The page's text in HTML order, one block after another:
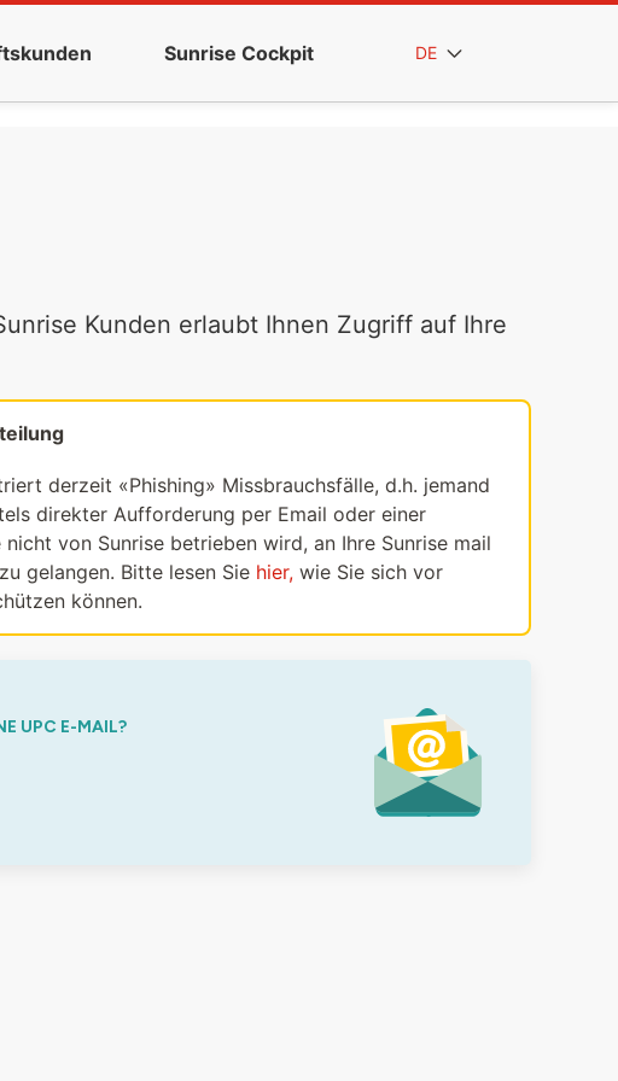
Sunrise Cockpit DE
Kunden erlaubt Ihnen Zugriff auf Ihre
derzeit «Phishing» Missbrauchsfälle, d.h. jemand
direkter Aufforderung per Email oder einer
nicht von Sunrise betrieben wird, an Ihre Sunrise mail
gelangen. Bitte lesen Sie hier,wie Sie sich vor
können.
UPC E-MAIL?